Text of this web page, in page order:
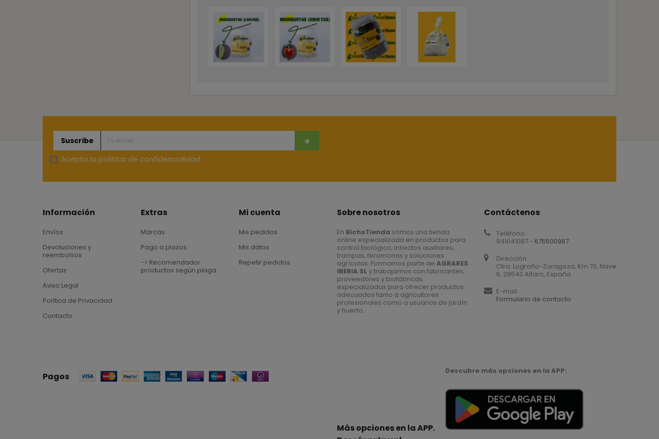
Suscribe
Acepto la política de confidencialidad
Información
Envíos
Devoluciones y
reembolsos
Ofertas
Aviso Legal
Política de Privacidad
Contacto
Extras
Marcas
Pago a plazos
-> Recomendador
productos según plaga
Mi cuenta
Mis pedidos
Mis datos
Repetir pedidos
Sobre nosotros
En BichoTienda somos una tienda
online especializada en productos para
control biológico, insectos auxiliares,
trampas, feromonas y soluciones
agrícolas. Formamos parte de AGRARES
IBERIA SL y trabajamos con fabricantes,
proveedores y biofábricas
especializadas para ofrecer productos
adecuados tanto a agricultores
profesionales como a usuarios de jardín
y huerto.
Contáctenos
Teléfono:
941041087 - 675500987
Dirección:
Ctra. Logroño-Zaragoza, Km 70, Nave
6, 26540 Alfaro, España
E-mail:
Formulario de contacto
Pagos
Más opciones en la APP.
Descubre más opciones en la APP: